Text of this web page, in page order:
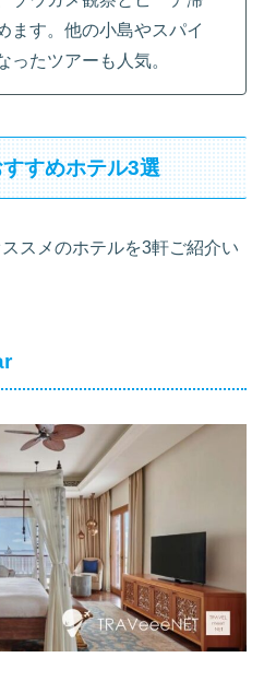
ます。他の小島やスパイ
ったツアーも人気。
すめホテル3選
スメのホテルを3軒ご紹介い